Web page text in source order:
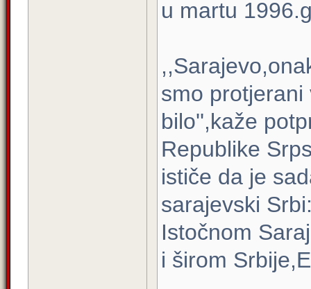
u martu
smo
bilo'',kaže
Republike
ističe da je
sarajevski
Istočnom
i širom